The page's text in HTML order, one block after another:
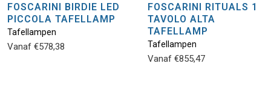
FOSCARINI BIRDIE LED
PICCOLA TAFELLAMP
Tafellampen
Vanaf €578,38
FOSCARINI RITUALS 1
TAVOLO ALTA
TAFELLAMP
Tafellampen
Vanaf €855,47